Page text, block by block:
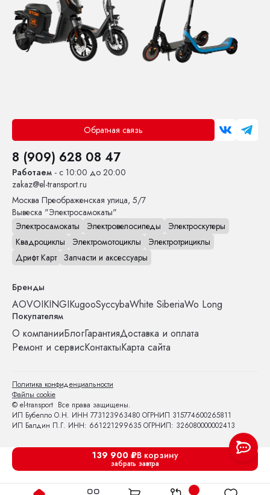
139 900 ₽В корзину
забрать завтра
Обратная связь
8 (909) 628 08 47
Работаем - с 10:00 до 20:00
zakaz@el-transport.ru
Москва Преображенская улица, 5/7
Вывеска "Электросамокаты"
Электросамокаты
Электровелосипеды
Электроскутеры
Квадроциклы
Электромотоциклы
Электротрициклы
Дрифт Карт Запчасти и аксессуары
Бренды
AOVOIKINGIKugooSyccybaWhite SiberiaWo Long
Покупателям
О компанииБлогГарантияДоставка и оплата
Ремонт и сервисКонтактыКарта сайта
© el-transport Все права защищены.
ИП Бубелло О.Н. ИНН 773123963480 ОГРНИП 315774600265811
ИП Балдин П.Г. ИНН: 661221299635 ОГРНИП: 326080000002413
Политика конфиденциальности
Файлы cookie